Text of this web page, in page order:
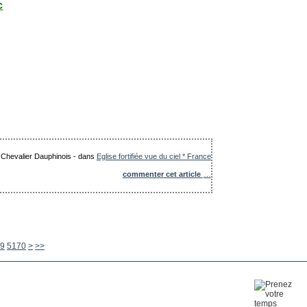
Dauphinois -dans Eglise fortifiée vue du ciel * France
commenter cet article
5170 5180
5190
5200
5300
5400
5500
5600
> >>